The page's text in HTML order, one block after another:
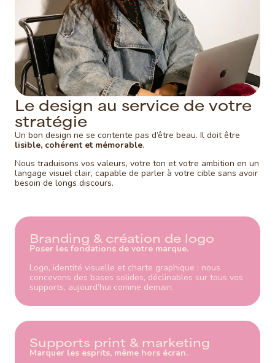
Ledesignauservicedevotre
stratégie
Un bon design ne se contente pas d’être beau. Il doit être
lisible, cohérent et mémorable.
Nous traduisons vos valeurs, votre ton et votre ambition en un
langage visuel clair, capable de parler à votre cible sans avoir
besoin de longs discours.
Branding & création de logo
Poser les fondations de votre marque.
Logo, identité visuelle et charte graphique : nous
concevons des bases solides, déclinables sur tous vos
supports, aujourd’hui comme demain.
Supports print & marketing
Marquer les esprits, même hors écran.